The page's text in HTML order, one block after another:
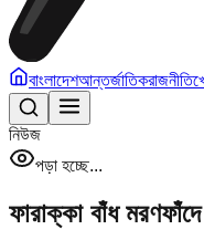
বাংলাদেশআন্তর্জাতিকরাজনীতি
নিউজ
পড়া হচ্ছে...
ফারাক্কা বাঁধ